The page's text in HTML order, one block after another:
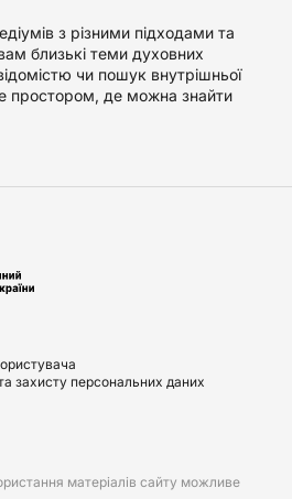
з різними підходами та
близькі теми духовних
чи пошук внутрішньої
простором, де можна знайти
захисту персональних даних
матеріалів сайту можливе